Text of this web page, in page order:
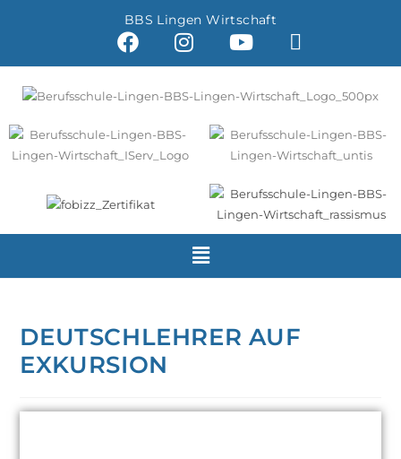
BBS Lingen Wirtschaft
DEUTSCHLEHRER AUF
EXKURSION